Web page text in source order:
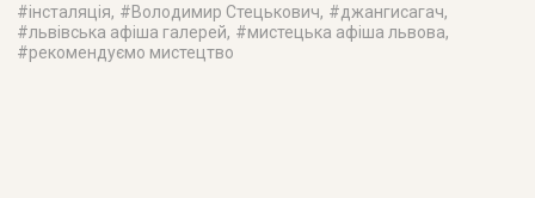
#інсталяція, #Володимир Стецькович, #джангисагач,
#львівська афіша галерей, #мистецька афіша львова,
#рекомендуємо мистецтво